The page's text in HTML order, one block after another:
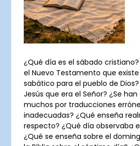
¿Qué día es el sábado
el Nuevo Testamento que
sabático para el pueblo de
Jesús que era el Señor? ¿Se
muchos por traducciones
inadecuadas? ¿Qué enseña
respecto? ¿Qué día observaba
¿Qué se enseña sobre el